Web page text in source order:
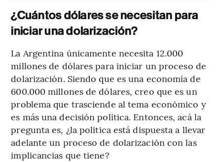
¿Cuántos dólares se necesitan para
iniciar una dolarización?
La Argentina únicamente necesita 12.000
millones de dólares para iniciar un proceso de
dolarización. Siendo que es una economía de
600.000 millones de dólares, creo que es un
problema que trasciende al tema económico y
es más una decisión política. Entonces, acá la
pregunta es, ¿la política está dispuesta a llevar
adelante un proceso de dolarización con las
implicancias que tiene?